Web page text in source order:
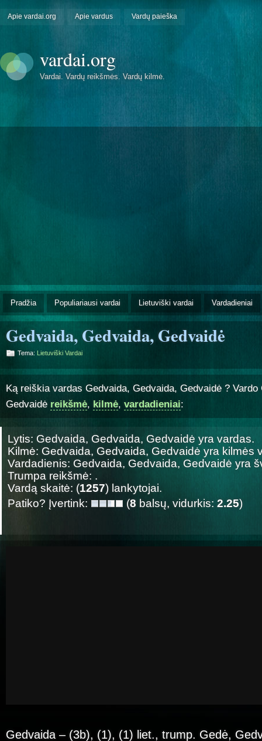
Apie vardai.org Apie vardus Vardų paieška
vardai.org
Vardai. Vardų reikšmės. Vardų kilmė.
Pradžia Populiariausi vardai Lietuviški vardai Vardadieniai
Gedvaida, Gedvaida, Gedvaidė
Tema: Lietuviški Vardai
Ką reiškia vardas Gedvaida, Gedvaida, Gedvaidė ? Vardo
Gedvaidė reikšmė, kilmė, vardadieniai:
Lytis: Gedvaida, Gedvaida, Gedvaidė yra vardas.
Kilmė: Gedvaida, Gedvaida, Gedvaidė yra kilmės
Vardadienis: Gedvaida, Gedvaida, Gedvaidė yra
Trumpa reikšmė: .
Vardą skaitė: (1257) lankytojai.
Patiko? Įvertink:
(8 balsų, vidurkis: 2.25)
Gedvaida – (3b), (1), (1) liet., trump. Gedė,